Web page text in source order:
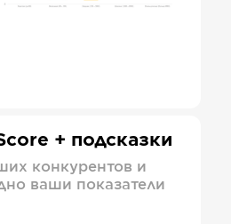
+ подсказки
конкурентов и
ваши показатели